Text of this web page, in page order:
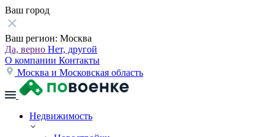
Ваш город
Ваш регион: Москва
Да, верно Нет, другой
О компании Контакты
Москва и Московская область
Недвижимость